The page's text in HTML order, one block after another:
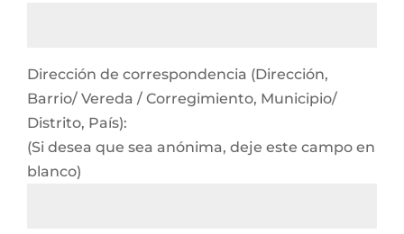
Dirección de correspondencia (Dirección,
Barrio/ Vereda / Corregimiento, Municipio/
Distrito, País):
(Si desea que sea anónima, deje este campo en
blanco)